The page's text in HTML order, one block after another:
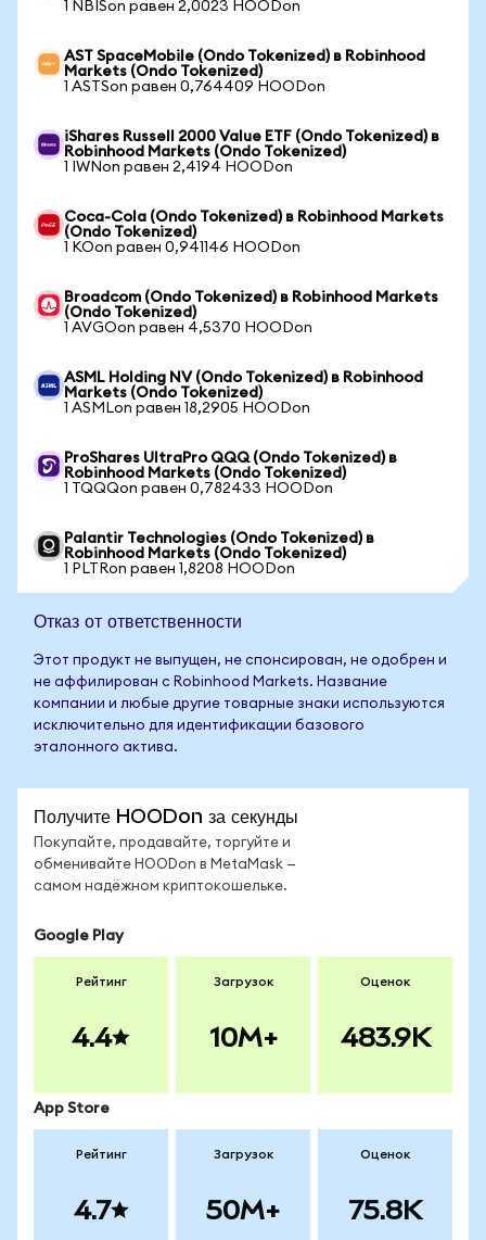
1 NBISon равен 2,0023 HOODon
AST SpaceMobile (Ondo Tokenized) в Robinhood
Markets (Ondo Tokenized)
1 ASTSon равен 0,764409 HOODon
iShares Russell 2000 Value ETF (Ondo Tokenized) в
Robinhood Markets (Ondo Tokenized)
1 IWNon равен 2,4194 HOODon
Coca-Cola (Ondo Tokenized) в Robinhood Markets
(Ondo Tokenized)
1 KOon равен 0,941146 HOODon
Broadcom (Ondo Tokenized) в Robinhood Markets
(Ondo Tokenized)
1 AVGOon равен 4,5370 HOODon
ASML Holding NV (Ondo Tokenized) в Robinhood
Markets (Ondo Tokenized)
1 ASMLon равен 18,2905 HOODon
ProShares UltraPro QQQ (Ondo Tokenized) в
Robinhood Markets (Ondo Tokenized)
1 TQQQon равен 0,782433 HOODon
Palantir Technologies (Ondo Tokenized) в
Robinhood Markets (Ondo Tokenized)
1 PLTRon равен 1,8208 HOODon
Отказ от ответственности
Этот продукт не выпущен, не спонсирован, не одобрен и
не аффилирован с Robinhood Markets. Название
компании и любые другие товарные знаки используются
исключительно для идентификации базового
эталонного актива.
Получите HOODon за секунды
Покупайте, продавайте, торгуйте и
обменивайте HOODon в MetaMask —
самом надёжном криптокошельке.
Google Play
Рейтинг
4.4
Загрузок
10M+
Оценок
483.9K
App Store
Рейтинг
4.7
Загрузок
50M+
Оценок
75.8K